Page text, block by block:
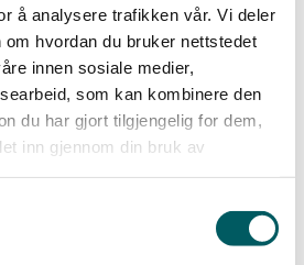
å analysere trafikken vår. Vi deler
hvordan du bruker nettstedet
innen sosiale medier,
som kan kombinere den
du har gjort tilgjengelig for dem,
inn gjennom din bruk av
vil
fra NAV.